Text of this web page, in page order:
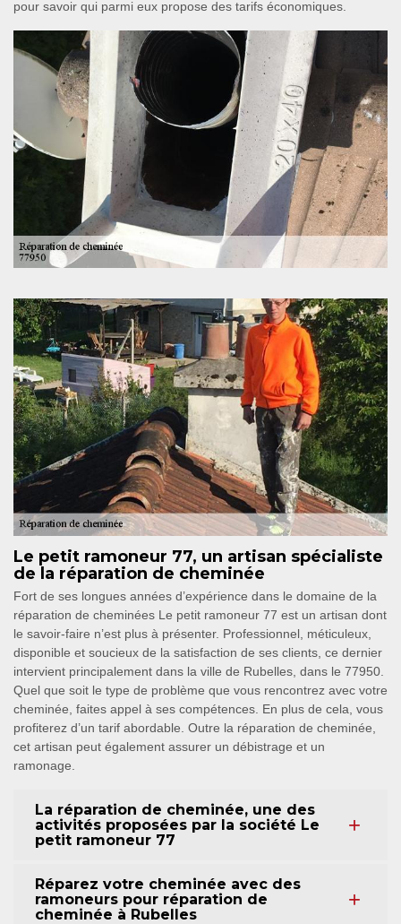
pour savoir qui parmi eux propose des tarifs économiques.
Le petit ramoneur 77, un artisan spécialiste
de la réparation de cheminée
Fort de ses longues années d’expérience dans le domaine de la
réparation de cheminées Le petit ramoneur 77 est un artisan dont
le savoir-faire n’est plus à présenter. Professionnel, méticuleux,
disponible et soucieux de la satisfaction de ses clients, ce dernier
intervient principalement dans la ville de Rubelles, dans le 77950.
Quel que soit le type de problème que vous rencontrez avec votre
cheminée, faites appel à ses compétences. En plus de cela, vous
profiterez d’un tarif abordable. Outre la réparation de cheminée,
cet artisan peut également assurer un débistrage et un
ramonage.
La réparation de cheminée, une des
activités proposées par la société Le
petit ramoneur 77
Réparez votre cheminée avec des
ramoneurs pour réparation de
cheminée à Rubelles